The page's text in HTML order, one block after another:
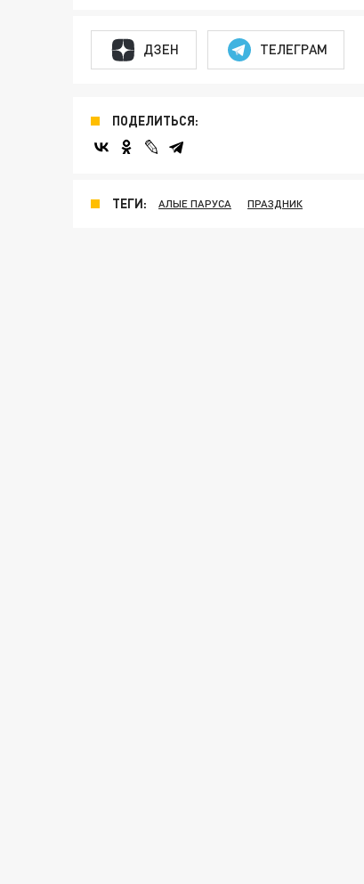
ДЗЕН ТЕЛЕГРАМ
ПОДЕЛИТЬСЯ:
ТЕГИ: АЛЫЕ ПАРУСА ПРАЗДНИК